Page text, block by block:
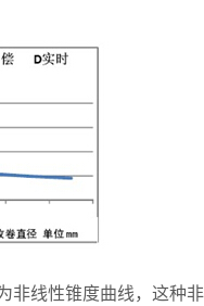
线性锥度曲线，这种